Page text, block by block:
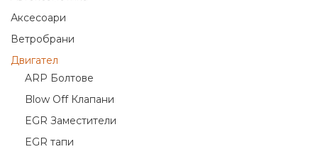
Аксесоари
Ветробрани
Двигател
ARP Болтове
Blow Off Клапани
EGR Заместители
EGR тапи